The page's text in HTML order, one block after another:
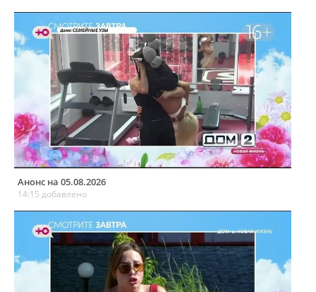
Анонс на 05.08.2026
14:15 добавлено